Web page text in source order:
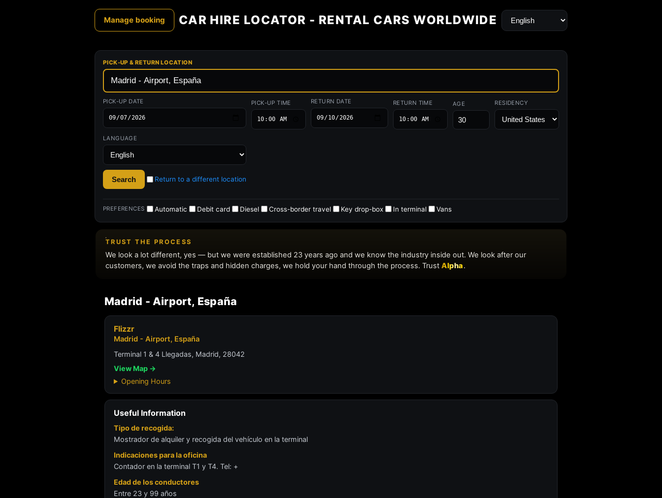
Madrid - Airport, España
Flizzr
Madrid - Airport, España
Terminal 1 & 4 Llegadas, Madrid, 28042
View Map →
Opening Hours
Useful Information
Tipo de recogida:
Mostrador de alquiler y recogida del vehículo en la terminal
Indicaciones para la oficina
Contador en la terminal T1 y T4. Tel: +
Edad de los conductores
Entre 23 y 99 años